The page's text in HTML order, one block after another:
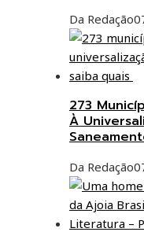
Da Redação
273
À
Da Redação